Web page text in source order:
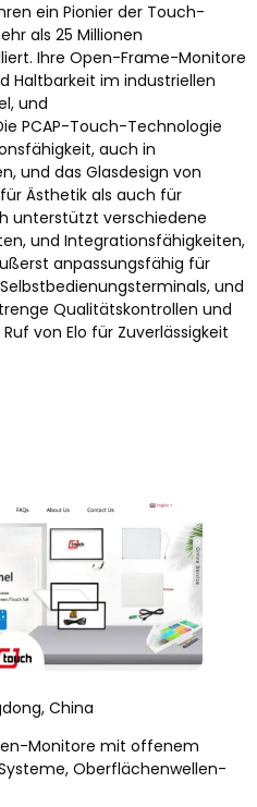
ein Pionier der Touch-
als 25 Millionen
Ihre Open-Frame-Monitore
Haltbarkeit im industriellen
und
PCAP-Touch-Technologie
auch in
und das Glasdesign von
Ästhetik als auch für
unterstützt verschiedene
und Integrationsfähigkeiten,
anpassungsfähig für
und
Qualitätskontrollen und
von Elo für Zuverlässigkeit
China
Monitore mit offenem
Oberflächenwellen-